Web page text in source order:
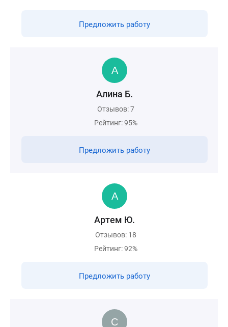
Предложить работу
Алина Б.
Отзывов: 7
Рейтинг: 95%
Предложить работу
Артем Ю.
Отзывов: 18
Рейтинг: 92%
Предложить работу